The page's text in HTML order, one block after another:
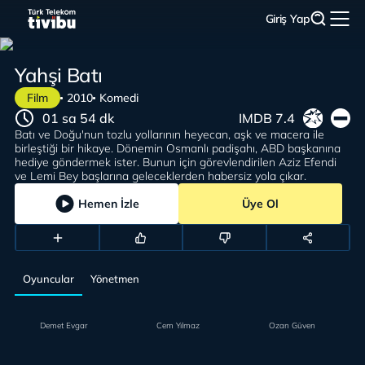
Giriş Yap
Film 2010 Komedi
Yahşi Batı
Batı ve Doğu'nun tozlu yollarının heyecan, aşk ve macera ile
birleştiği bir hikaye. Dönemin Osmanlı padişahı, ABD başkanına
hediye göndermek ister. Bunun için görevlendirilen Aziz Efendi
ve Lemi Bey başlarına geleceklerden habersiz yola çıkar.
01 sa 54 dk IMDB 7.4
Hemen İzle Üye Ol
Oyuncular Yönetmen
Demet Evgar Cem Yılmaz Ozan Güven